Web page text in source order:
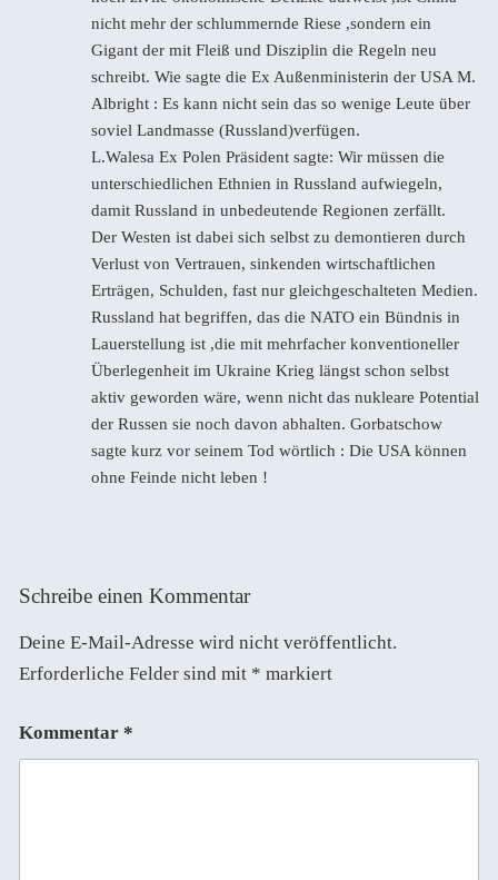
nicht mehr der schlummernde Riese ,sondern ein
Gigant der mit Fleiß und Disziplin die Regeln neu
schreibt. Wie sagte die Ex Außenministerin der USA M.
Albright : Es kann nicht sein das so wenige Leute über
soviel Landmasse (Russland)verfügen.
L.Walesa Ex Polen Präsident sagte: Wir müssen die
unterschiedlichen Ethnien in Russland aufwiegeln,
damit Russland in unbedeutende Regionen zerfällt.
Der Westen ist dabei sich selbst zu demontieren durch
Verlust von Vertrauen, sinkenden wirtschaftlichen
Erträgen, Schulden, fast nur gleichgeschalteten Medien.
Russland hat begriffen, das die NATO ein Bündnis in
Lauerstellung ist ,die mit mehrfacher konventioneller
Überlegenheit im Ukraine Krieg längst schon selbst
aktiv geworden wäre, wenn nicht das nukleare Potential
der Russen sie noch davon abhalten. Gorbatschow
sagte kurz vor seinem Tod wörtlich : Die USA können
ohne Feinde nicht leben !
Schreibe einen Kommentar
Deine E-Mail-Adresse wird nicht veröffentlicht.
Erforderliche Felder sind mit * markiert
Kommentar *